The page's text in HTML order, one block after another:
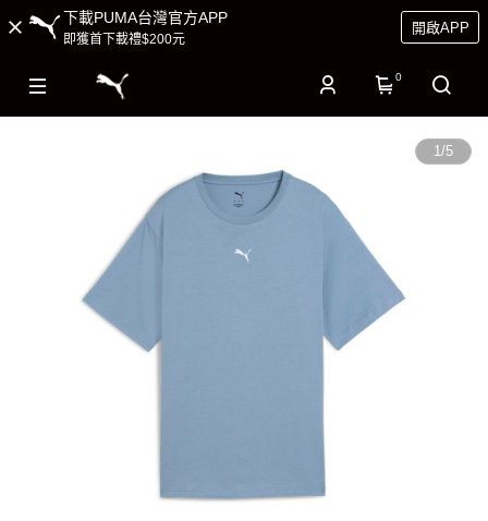
下載PUMA台灣官方APP
即獲首下載禮$200元
開啟APP
0
1/5